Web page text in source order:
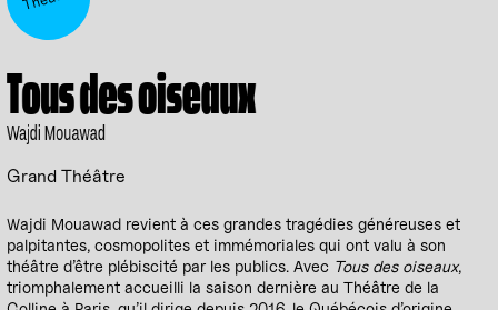
Tous des oiseaux
Wajdi Mouawad
Grand Théâtre
Wajdi Mouawad revient à ces grandes tragédies généreuses et
palpitantes, cosmopolites et immémoriales qui ont valu à son
théâtre d’être plébiscité par les publics. Avec Tous des oiseaux,
triomphalement accueilli la saison dernière au Théâtre de la